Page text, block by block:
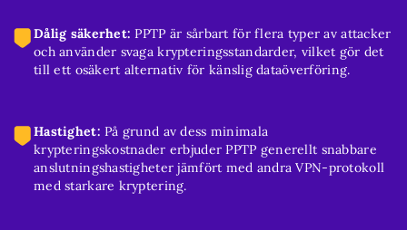
Dålig säkerhet: PPTP är sårbart för flera typer av attacker
och använder svaga krypteringsstandarder, vilket gör det
till ett osäkert alternativ för känslig dataöverföring.
Hastighet: På grund av dess minimala
krypteringskostnader erbjuder PPTP generellt snabbare
anslutningshastigheter jämfört med andra VPN-protokoll
med starkare kryptering.